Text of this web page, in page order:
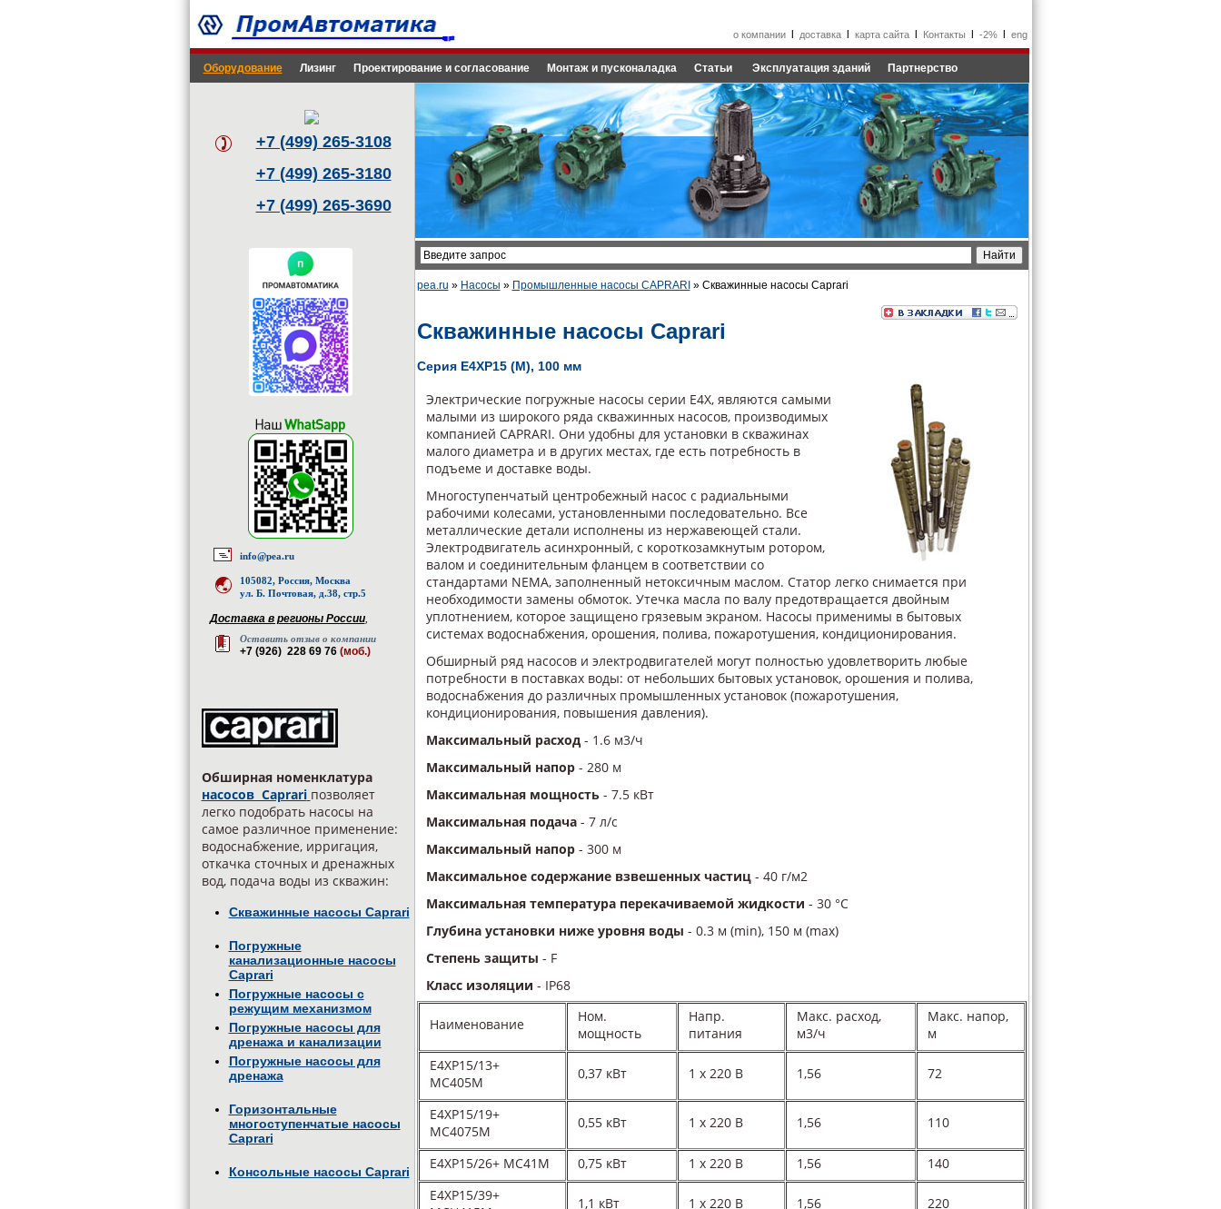
о компанииl доставкаl карта сайтаl Контакты -2%l eng
Оборудование Лизинг Проектирование и согласование Монтаж и пусконаладка Статьи Эксплуатация зданий Партнерство
+7 (499) 265-3108
+7 (499) 265-3180
+7 (499) 265-3690
info@pea.ru
105082, Россия, Москва
ул. Б. Почтовая, д.38, стр.5
Доставка в регионы России,
Оставить отзыв о компании
+7 (926) 228 69 76 (моб.)
Обширная номенклатура
насосов Caprari позволяет
легко подобрать насосы на
самое различное применение:
водоснабжение, ирригация,
откачка сточных и дренажных
вод, подача воды из скважин:
Скважинные насосы Caprari
Погружные
канализационные насосы
Caprari
Погружные насосы с
режущим механизмом
Погружные насосы для
дренажа и канализации
Погружные насосы для
дренажа
Горизонтальные
многоступенчатые насосы
Caprari
Консольные насосы Caprari
pea.ru » Насосы » Промышленные насосы CAPRARI » Скважинные насосы Caprari
Скважинные насосы Caprari
Cерия E4XР15 (М), 100 мм
Электрические погружные насосы серии Е4Х, являются самыми
малыми из широкого ряда скважинных насосов, производимых
компанией CAPRARI. Они удобны для установки в скважинах
малого диаметра и в других местах, где есть потребность в
подъеме и доставке воды.
Многоступенчатый центробежный насос с радиальными
рабочими колесами, установленными последовательно. Все
металлические детали исполнены из нержавеющей стали.
Электродвигатель асинхронный, с короткозамкнутым ротором,
валом и соединительным фланцем в соответствии со
стандартами NEMA, заполненный нетоксичным маслом. Статор легко снимается при
необходимости замены обмоток. Утечка масла по валу предотвращается двойным
уплотнением, которое защищено грязевым экраном. Насосы применимы в бытовых
системах водоснабжения, орошения, полива, пожаротушения, кондиционирования.
Обширный ряд насосов и электродвигателей могут полностью удовлетворить любые
потребности в поставках воды: от небольших бытовых установок, орошения и полива,
водоснабжения до различных промышленных установок (пожаротушения,
кондиционирования, повышения давления).
Максимальный расход- 1.6 м3/ч
Максимальный напор- 280 м
Максимальная мощность - 7.5 кВт
Максимальная подача- 7 л/с
Максимальный напор- 300 м
Максимальное содержание взвешенных частиц- 40 г/м2
Максимальная температура перекачиваемой жидкости - 30 °С
Глубина установки ниже уровня воды - 0.3 м (min), 150 м (max)
Степень защиты - F
Класс изоляции - IP68
Наименование
Ном.
мощность
Напр.
питания
Макс. расход,
м3/ч
Макс. напор,
м
E4XP15/13+
MC405M
0,37 кВт 1 х 220 В 1,56 72
E4XP15/19+
MC4075M
0,55 кВт 1 х 220 В 1,56 110
E4XP15/26+ MC41M 0,75 кВт 1 х 220 В 1,56
140
E4XP15/39+
1,1 кВт 1 х 220 В 1,56 220